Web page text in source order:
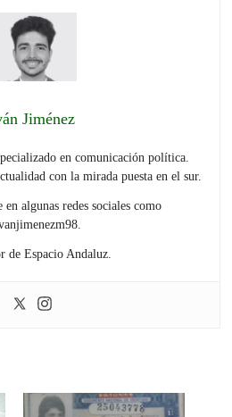
Jiménez
en comunicación política.
con la mirada puesta en el sur.
en algunas redes sociales como
de Espacio Andaluz.